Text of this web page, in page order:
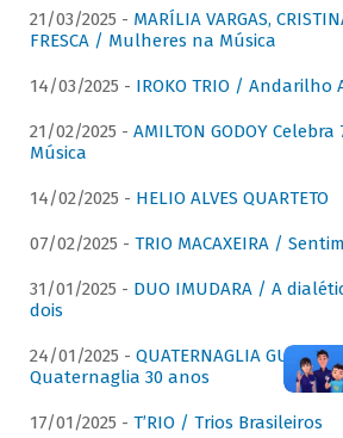
21/03/2025 - MARÍLIA VARGAS,
FRESCA / Mulheres na Música
14/03/2025 - IROKO TRIO / Andarilho
21/02/2025 - AMILTON GODOY
Música
14/02/2025 - HELIO ALVES QUARTETO
07/02/2025 - TRIO MACAXEIRA /
31/01/2025 - DUO IMUDARA / A
dois
24/01/2025 - QUATERNAGLIA GUITAR
Quaternaglia 30 anos
17/01/2025 - T’RIO / Trios Brasileiros